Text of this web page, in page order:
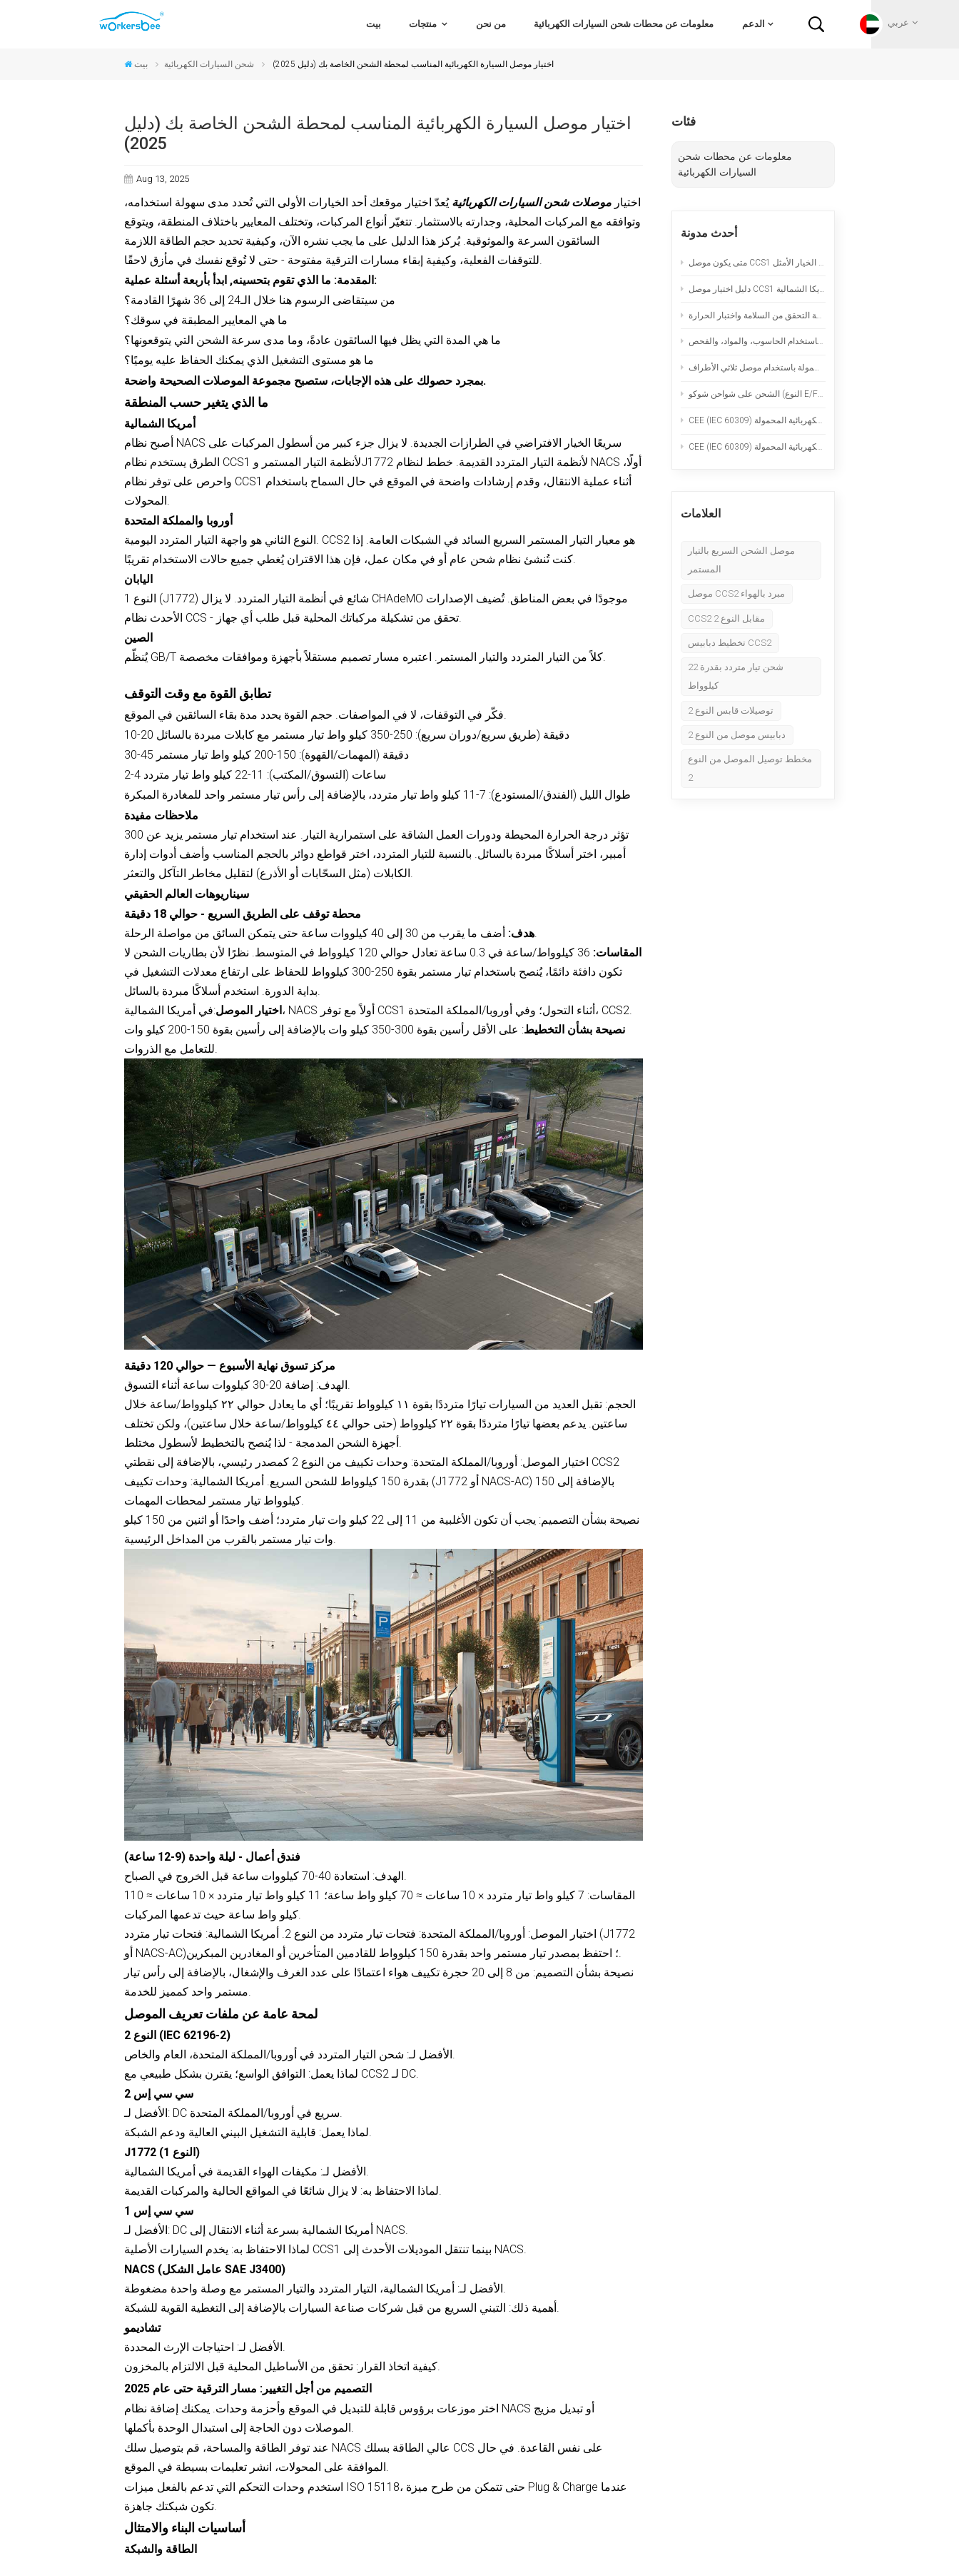
بيت من نحن معلومات عن محطات شحن السيارات الكهربائية الدعم عربي
بيت شحن السيارات الكهربائية اختيار موصل السيارة الكهربائية المناسب لمحطة الشحن الخاصة بك (دليل 2025)
فئات
معلومات عن محطات شحن
السيارات الكهربائية
أحدث مدونة
متى يكون موصل CCS1 المبرد طبيعياً هو الخيار الأمثل
دليل اختيار موصل CCS1 لمشاريع الشحن السريع بالتيار المستمر في أمريكا الشمالية
سلك تمديد لشحن السيارات الكهربائية المحمولة: قائمة التحقق من السلامة واختبار الحرارة
قدرات التصنيع الدقيق: الخراطة السويسرية، والطحن باستخدام الحاسوب، والمواد، والفحص
العلامات
موصل الشحن السريع بالتيار
المستمر
موصل CCS2 مبرد بالهواء
CCS2 مقابل النوع 2
تخطيط دبابيس CCS2
شحن تيار متردد بقدرة 22
كيلوواط
توصيلات قابس النوع 2
دبابيس موصل من النوع 2
مخطط توصيل الموصل من النوع
2
اختيار موصل السيارة الكهربائية المناسب لمحطة الشحن الخاصة بك (دليل
2025)
Aug 13, 2025
اختيار موصلات شحن السيارات الكهربائية يُعدّ اختيار موقعك أحد الخيارات الأولى التي تُحدد مدى سهولة استخدامه،
وتوافقه مع المركبات المحلية، وجدارته بالاستثمار. تتغيّر أنواع المركبات، وتختلف المعايير باختلاف المنطقة، ويتوقع
السائقون السرعة والموثوقية. يُركز هذا الدليل على ما يجب نشره الآن، وكيفية تحديد حجم الطاقة اللازمة
المقدمة: ما الذي تقوم بتحسينه,
ابدأ بأربعة أسئلة عملية:
من سيتقاضى الرسوم هنا خلال الـ24 إلى 36 شهرًا القادمة؟
ما هي المعايير المطبقة في سوقك؟
ما هي المدة التي يظل فيها السائقون عادةً، وما مدى سرعة الشحن التي يتوقعونها؟
ما هو مستوى التشغيل الذي يمكنك الحفاظ عليه يوميًا؟
بمجرد حصولك على هذه الإجابات، ستصبح مجموعة الموصلات الصحيحة واضحة.
ما الذي يتغير حسب المنطقة
أمريكا الشمالية
أصبح نظام NACS سريعًا الخيار الافتراضي في الطرازات الجديدة. لا يزال جزء كبير من أسطول المركبات على
الطرق يستخدم نظام CCS1 لأنظمة التيار المستمر وJ1772 لأنظمة التيار المتردد القديمة. خطط لنظام NACS أولًا،
واحرص على توفر نظام CCS1 أثناء عملية الانتقال، وقدم إرشادات واضحة في الموقع في حال السماح باستخدام
أوروبا والمملكة المتحدة
النوع الثاني هو واجهة التيار المتردد اليومية. CCS2 هو معيار التيار المستمر السريع السائد في الشبكات العامة. إذا
اليابان
النوع 1 (J1772) شائع في أنظمة التيار المتردد. لا يزال CHAdeMO موجودًا في بعض المناطق. تُضيف الإصدارات
الصين
تطابق القوة مع وقت التوقف
10-20 دقيقة (طريق سريع/دوران سريع): 250-350 كيلو واط تيار مستمر مع كابلات مبردة بالسائل
30-45 دقيقة (المهمات/القهوة): 150-200 كيلو واط تيار مستمر
2-4 ساعات (التسوق/المكتب): 11-22 كيلو واط تيار متردد
طوال الليل (الفندق/المستودع): 7-11 كيلو واط تيار متردد، بالإضافة إلى رأس تيار مستمر واحد للمغادرة المبكرة
ملاحظات مفيدة
تؤثر درجة الحرارة المحيطة ودورات العمل الشاقة على استمرارية التيار. عند استخدام تيار مستمر يزيد عن 300
أمبير، اختر أسلاكًا مبردة بالسائل. بالنسبة للتيار المتردد، اختر قواطع دوائر بالحجم المناسب وأضف أدوات إدارة
سيناريوهات العالم الحقيقي
محطة توقف على الطريق السريع - حوالي 18 دقيقة
هدف:
المقاسات:
36 كيلوواط/ساعة في 0.3 ساعة تعادل حوالي 120 كيلوواط في المتوسط. نظرًا لأن بطاريات الشحن لا
تكون دافئة دائمًا، يُنصح باستخدام تيار مستمر بقوة 250-300 كيلوواط للحفاظ على ارتفاع معدلات التشغيل في
اختيار الموصل
:في أمريكا الشمالية، NACS أولاً مع توفر CCS1 أثناء التحول؛ وفي أوروبا/المملكة المتحدة، CCS2.
نصيحة بشأن التخطيط
: على الأقل رأسين بقوة 300-350 كيلو وات بالإضافة إلى رأسين بقوة 150-200 كيلو وات
مركز تسوق نهاية الأسبوع — حوالي 120 دقيقة
الهدف: إضافة 20-30 كيلووات ساعة أثناء التسوق.
الحجم: تقبل العديد من السيارات تيارًا مترددًا بقوة ١١ كيلوواط تقريبًا؛ أي ما يعادل حوالي ٢٢ كيلوواط/ساعة خلال
ساعتين. يدعم بعضها تيارًا مترددًا بقوة ٢٢ كيلوواط (حتى حوالي ٤٤ كيلوواط/ساعة خلال ساعتين)، ولكن تختلف
أجهزة الشحن المدمجة - لذا يُنصح بالتخطيط لأسطول مختلط.
اختيار الموصل: أوروبا/المملكة المتحدة: وحدات تكييف من النوع 2 كمصدر رئيسي، بالإضافة إلى نقطتي CCS2
بقدرة 150 كيلوواط للشحن السريع. أمريكا الشمالية: وحدات تكييف (J1772 أو NACS-AC) بالإضافة إلى 150
كيلوواط تيار مستمر لمحطات المهمات.
نصيحة بشأن التصميم: يجب أن تكون الأغلبية من 11 إلى 22 كيلو وات تيار متردد؛ أضف واحدًا أو اثنين من 150 كيلو
وات تيار مستمر بالقرب من المداخل الرئيسية.
فندق أعمال - ليلة واحدة (9-12 ساعة)
الهدف: استعادة 40-70 كيلووات ساعة قبل الخروج في الصباح.
المقاسات: 7 كيلو واط تيار متردد × 10 ساعات ≈ 70 كيلو واط ساعة؛ 11 كيلو واط تيار متردد × 10 ساعات ≈ 110
كيلو واط ساعة حيث تدعمها المركبات.
اختيار الموصل: أوروبا/المملكة المتحدة: فتحات تيار متردد من النوع 2. أمريكا الشمالية: فتحات تيار متردد (J1772
أو NACS-AC)؛ احتفظ بمصدر تيار مستمر واحد بقدرة 150 كيلوواط للقادمين المتأخرين أو المغادرين المبكرين.
نصيحة بشأن التصميم: من 8 إلى 20 حجرة تكييف هواء اعتمادًا على عدد الغرف والإشغال، بالإضافة إلى رأس تيار
مستمر واحد كمميز للخدمة.
لمحة عامة عن ملفات تعريف الموصل
النوع 2 (IEC 62196-2)
الأفضل لـ: شحن التيار المتردد في أوروبا/المملكة المتحدة، العام والخاص.
لماذا يعمل: التوافق الواسع؛ يقترن بشكل طبيعي مع CCS2 لـ DC.
سي سي إس 2
الأفضل لـ: DC سريع في أوروبا/المملكة المتحدة.
لماذا يعمل: قابلية التشغيل البيني العالية ودعم الشبكة.
J1772 (النوع 1)
الأفضل لـ: مكيفات الهواء القديمة في أمريكا الشمالية.
لماذا الاحتفاظ به: لا يزال شائعًا في المواقع الحالية والمركبات القديمة.
سي سي إس 1
الأفضل لـ: DC أمريكا الشمالية بسرعة أثناء الانتقال إلى NACS.
لماذا الاحتفاظ به: يخدم السيارات الأصلية CCS1 بينما تنتقل الموديلات الأحدث إلى NACS.
NACS (عامل الشكل SAE J3400)
الأفضل لـ: أمريكا الشمالية، التيار المتردد والتيار المستمر مع وصلة واحدة مضغوطة.
أهمية ذلك: التبني السريع من قبل شركات صناعة السيارات بالإضافة إلى التغطية القوية للشبكة.
تشاديمو
الأفضل لـ: احتياجات الإرث المحددة.
كيفية اتخاذ القرار: تحقق من الأساطيل المحلية قبل الالتزام بالمخزون.
التصميم من أجل التغيير: مسار الترقية حتى عام 2025
اختر موزعات برؤوس قابلة للتبديل في الموقع وأحزمة وحدات. يمكنك إضافة نظام NACS أو تبديل مزيج
الموصلات دون الحاجة إلى استبدال الوحدة بأكملها.
عند توفر الطاقة والمساحة، قم بتوصيل سلك NACS عالي الطاقة بسلك CCS على نفس القاعدة. في حال
الموافقة على المحولات، انشر تعليمات بسيطة في الموقع.
استخدم وحدات التحكم التي تدعم بالفعل ميزات ISO 15118، حتى تتمكن من طرح ميزة Plug & Charge عندما
تكون شبكتك جاهزة.
أساسيات البناء والامتثال
الطاقة والشبكة